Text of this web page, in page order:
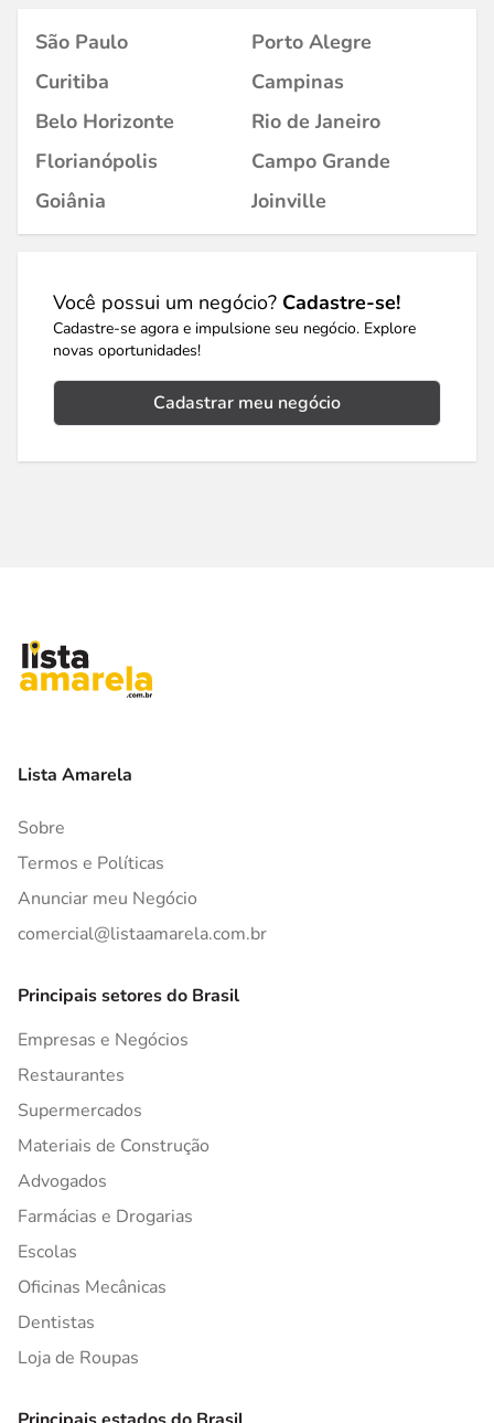
São Paulo
Porto Alegre
Curitiba
Campinas
Belo Horizonte
Rio de Janeiro
Florianópolis
Campo Grande
Goiânia
Joinville
Você possui um negócio? Cadastre-se!
Cadastre-se agora e impulsione seu negócio. Explore
novas oportunidades!
Cadastrar meu negócio
Lista Amarela
Sobre
Termos e Políticas
Anunciar meu Negócio
comercial@listaamarela.com.br
Principais setores do Brasil
Empresas e Negócios
Restaurantes
Supermercados
Materiais de Construção
Advogados
Farmácias e Drogarias
Escolas
Oficinas Mecânicas
Dentistas
Loja de Roupas